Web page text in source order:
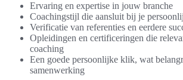
Ervaring en expertise in jouw branche
Coachingstijl die aansluit bij je
Verificatie van referenties en eerdere
Opleidingen en certificeringen die
coaching
Een goede persoonlijke klik, wat
samenwerking